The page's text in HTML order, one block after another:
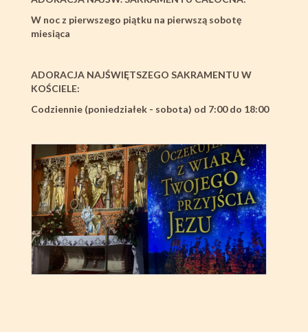
W noc z pierwszego piątku na pierwszą sobotę
miesiąca
ADORACJA NAJŚWIĘTSZEGO SAKRAMENTU W
KOŚCIELE:
Codziennie (poniedziałek - sobota) od 7:00 do 18:00